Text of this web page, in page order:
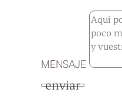
MENSAJE
enviar